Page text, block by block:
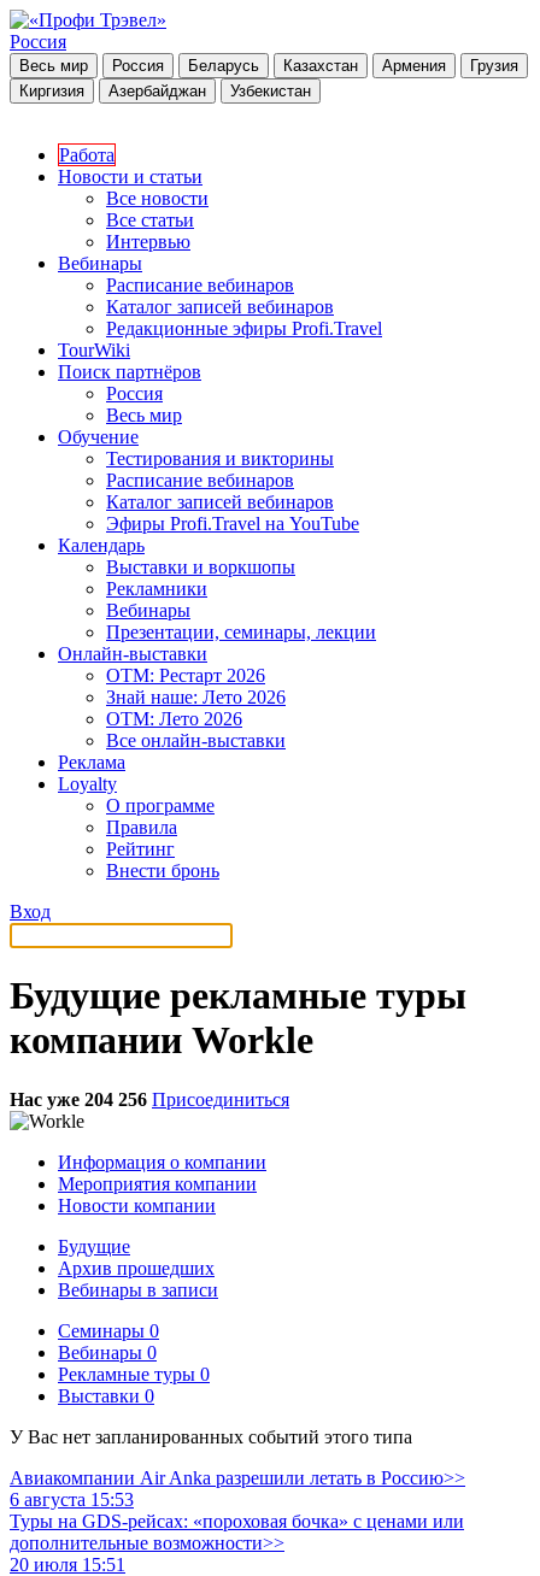
Россия
Весь мир Россия Беларусь Казахстан Армения
Грузия
Киргизия
Азербайджан Узбекистан
Работа
Новости и статьи
Все новости
Все статьи
Интервью
Вебинары
Расписание вебинаров
Каталог записей вебинаров
Редакционные эфиры Profi.Travel
TourWiki
Поиск партнёров
Россия
Весь мир
Обучение
Тестирования и викторины
Расписание вебинаров
Каталог записей вебинаров
Эфиры Profi.Travel на YouTube
Календарь
Выставки и воркшопы
Рекламники
Вебинары
Презентации, семинары, лекции
Онлайн-выставки
OTM: Рестарт 2026
Знай наше: Лето 2026
OTM: Лето 2026
Все онлайн-выставки
Реклама
Loyalty
О программе
Правила
Рейтинг
Внести бронь
Вход
Будущие рекламные туры
компании Workle
Нас уже 204 256 Присоединиться
Информация о компании
Мероприятия компании
Новости компании
Будущие
Архив прошедших
Вебинары в записи
Семинары 0
Вебинары 0
Рекламные туры 0
Выставки 0
У Вас нет запланированных событий этого типа
Авиакомпании Air Anka разрешили летать в Россию>>
6 августа 15:53
Туры на GDS-рейсах: «пороховая бочка» с ценами или
дополнительные возможности>>
20 июля 15:51